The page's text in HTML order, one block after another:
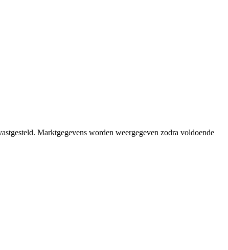
Marktgegevens worden weergegeven zodra voldoende